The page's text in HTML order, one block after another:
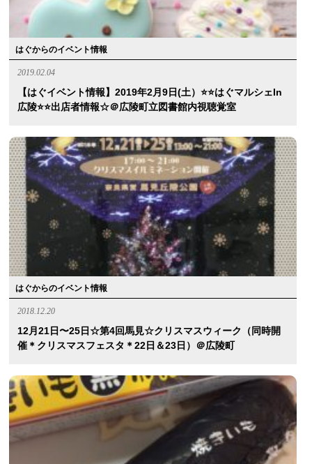
はぐからのイベント情報
2019.02.04
【はぐイベント情報】2019年2月9日(土）⭐️⭐️はぐマルシェin
広陵⭐️⭐️出店者情報☆＠広陵町立図書館内視聴覚室
はぐからのイベント情報
2018.12.20
12月21日〜25日☆第4回馬見☆クリスマスウィーク（同時開
催＊クリスマスフェスタ＊22日＆23日）＠広陵町